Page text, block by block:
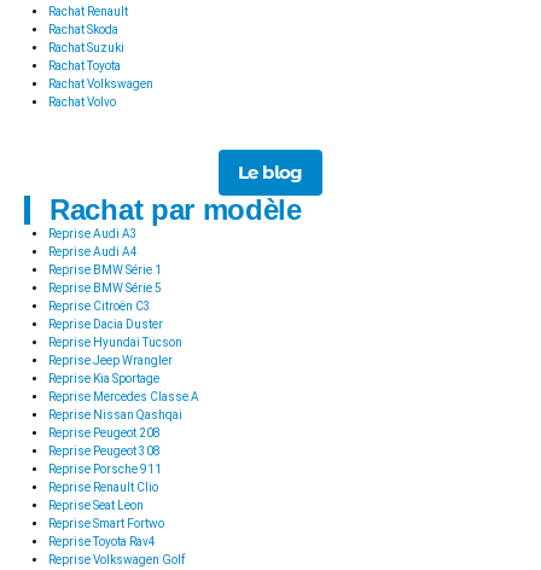
Rachat Renault
Rachat Skoda
Rachat Suzuki
Rachat Toyota
Rachat Volkswagen
Rachat Volvo
Le blog
Rachat par modèle
Reprise Audi A3
Reprise Audi A4
Reprise BMW Série 1
Reprise BMW Série 5
Reprise Citroën C3
Reprise Dacia Duster
Reprise Hyundai Tucson
Reprise Jeep Wrangler
Reprise Kia Sportage
Reprise Mercedes Classe A
Reprise Nissan Qashqai
Reprise Peugeot 208
Reprise Peugeot 308
Reprise Porsche 911
Reprise Renault Clio
Reprise Seat Leon
Reprise Smart Fortwo
Reprise Toyota Rav4
Reprise Volkswagen Golf